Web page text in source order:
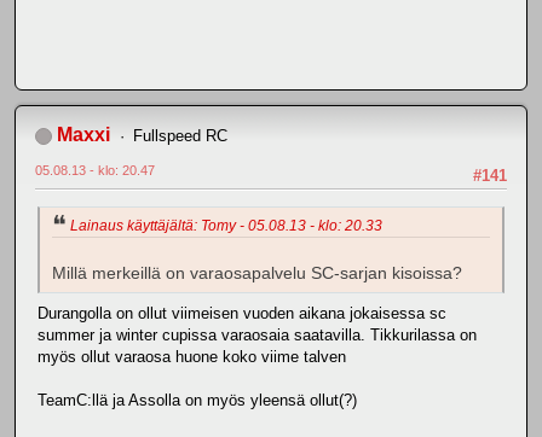
Maxxi Fullspeed RC
#141
05.08.13 - klo: 20.47
Lainaus käyttäjältä: Tomy - 05.08.13 - klo: 20.33
Millä merkeillä on varaosapalvelu SC-sarjan kisoissa?
Durangolla on ollut viimeisen vuoden aikana jokaisessa sc
summer ja winter cupissa varaosaia saatavilla. Tikkurilassa on
myös ollut varaosa huone koko viime talven
TeamC:llä ja Assolla on myös yleensä ollut(?)